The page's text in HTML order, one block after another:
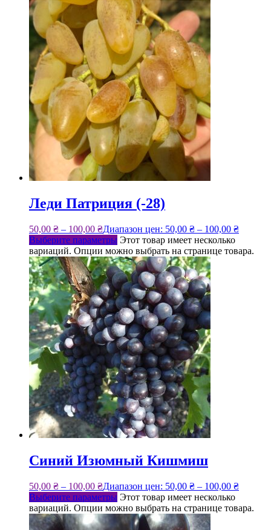
Леди Патриция (-28)
50,00 ₴ – 100,00 ₴Диапазон цен: 50,00 ₴ – 100,00 ₴
Выберите параметры Этот товар имеет несколько
вариаций. Опции можно выбрать на странице товара.
Синий Изюмный Кишмиш
50,00 ₴ – 100,00 ₴Диапазон цен: 50,00 ₴ – 100,00 ₴
Выберите параметры Этот товар имеет несколько
вариаций. Опции можно выбрать на странице товара.